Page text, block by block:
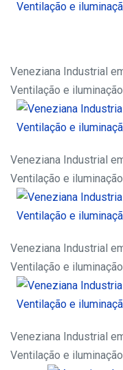
Veneziana Industrial
Ventilação e
Veneziana Industrial
Ventilação e
Veneziana Industrial
Ventilação e
Veneziana Industrial
Ventilação e